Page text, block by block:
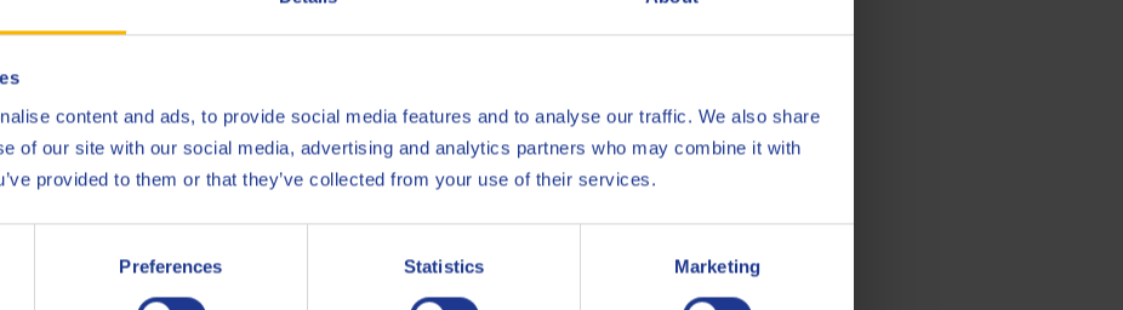
content and ads, to provide social media features and to analyse our traffic. We also share
of our site with our social media, advertising and analytics partners who may combine it with
provided to them or that they’ve collected from your use of their services.
Preferences Statistics Marketing